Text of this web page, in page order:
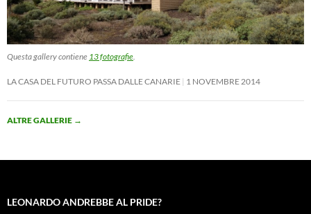
Questa gallery contiene 13 fotografie
LA CASA DEL FUTURO PASSA DALLE CANARIE 1 NOVEMBRE 2014
ALTRE GALLERIE →
LEONARDO ANDREBBE AL PRIDE?